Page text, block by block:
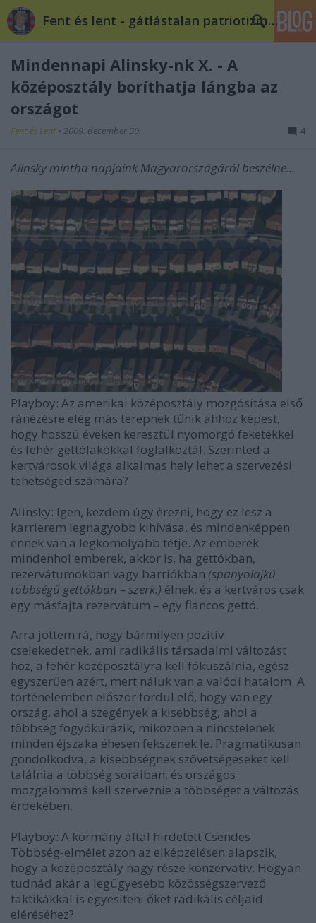
Fent és lent - gátlástalan patriotizmus
Mindennapi Alinsky-nk X. - A
középosztály boríthatja lángba az
országot
Fent és Lent • 2009. december 30. 4
Alinsky mintha napjaink Magyarországáról beszélne...
Playboy: Az amerikai középosztály mozgósítása első
ránézésre elég más terepnek tűnik ahhoz képest,
hogy hosszú éveken keresztül nyomorgó feketékkel
és fehér gettólakókkal foglalkoztál. Szerinted a
kertvárosok világa alkalmas hely lehet a szervezési
tehetséged számára?
Alinsky: Igen, kezdem úgy érezni, hogy ez lesz a
karrierem legnagyobb kihívása, és mindenképpen
ennek van a legkomolyabb tétje. Az emberek
mindenhol emberek, akkor is, ha gettókban,
rezervátumokban vagy barriókban (spanyolajkú
többségű gettókban – szerk.) élnek, és a kertváros csak
egy másfajta rezervátum – egy flancos gettó.
Arra jöttem rá, hogy bármilyen pozitív
cselekedetnek, ami radikális társadalmi változást
hoz, a fehér középosztályra kell fókuszálnia, egész
egyszerűen azért, mert náluk van a valódi hatalom. A
történelemben először fordul elő, hogy van egy
ország, ahol a szegények a kisebbség, ahol a
többség fogyókúrázik, miközben a nincstelenek
minden éjszaka éhesen fekszenek le. Pragmatikusan
gondolkodva, a kisebbségnek szövetségeseket kell
találnia a többség soraiban, és országos
mozgalommá kell szerveznie a többséget a változás
érdekében.
Playboy: A kormány által hirdetett Csendes
Többség-elmélet azon az elképzelésen alapszik,
hogy a középosztály nagy része konzervatív. Hogyan
tudnád akár a legügyesebb közösségszervező
taktikákkal is egyesíteni őket radikális céljaid
eléréséhez?